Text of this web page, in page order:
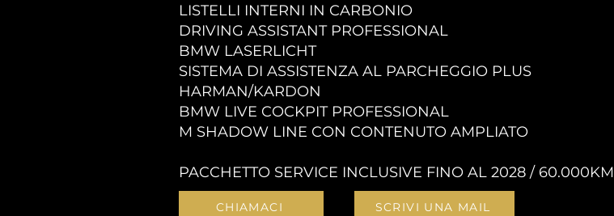
LISTELLI INTERNI IN CARBONIO
DRIVING ASSISTANT PROFESSIONAL
BMW LASERLICHT
SISTEMA DI ASSISTENZA AL PARCHEGGIO PLUS
HARMAN/KARDON
BMW LIVE COCKPIT PROFESSIONAL
M SHADOW LINE CON CONTENUTO AMPLIATO
PACCHETTO SERVICE INCLUSIVE FINO AL 2028 / 60.000KM
CHIAMACI SCRIVI UNA MAIL